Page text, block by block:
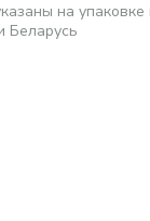
на
Беларусь